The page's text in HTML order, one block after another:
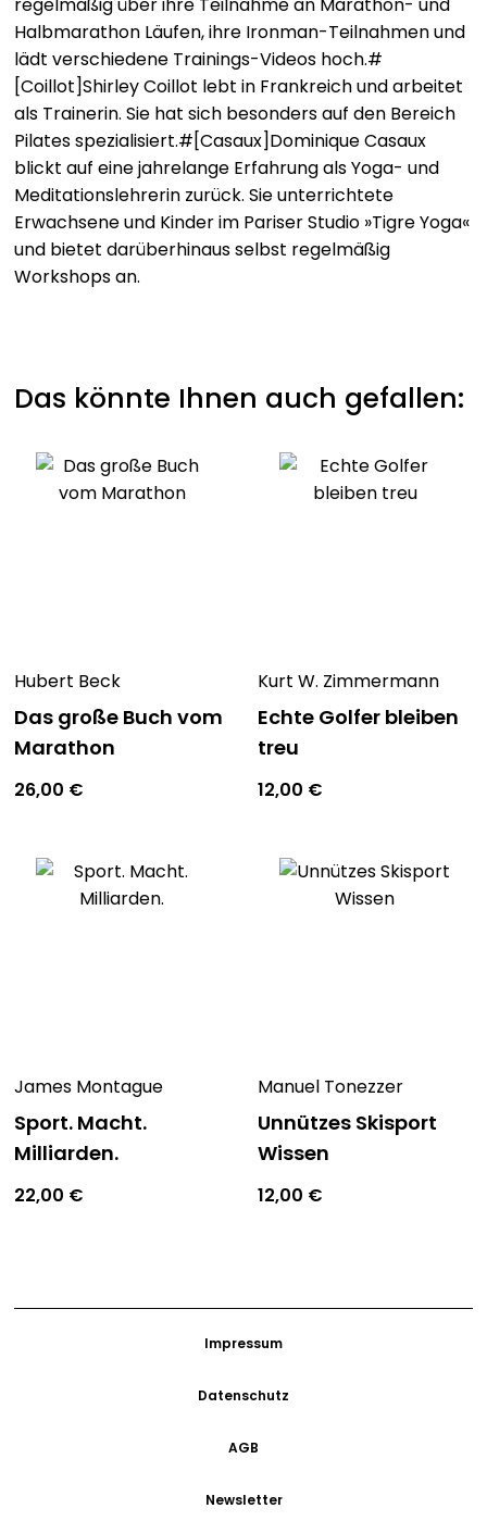
Passen Sie Ihr Training flexibel an Ihre Bedürfnisse an
und kombinieren Sie Ihren Sport zuhause nach
Belieben für ein ganzheitliches Fitnesserlebnis. So
gestalten Sie Ihr persönliches Trainingsprogramm
und bringen Körper und Geist in Einklang.
Was Sie erwartet:
Pilates ohne viel Blabla
einen flachen Bauch.
für maximale Resultate in minimaler Zeit.
Yoga ohne viel Blabla
: Yoga für Anfänger:innen
Dieses Buch-Bundle macht es Ihnen leicht, zuhause fit
zu werden – effizient, flexibel und ohne viel Aufwand!
Halbmarathon Läufen, ihre Ironman-Teilnahmen und
lädt verschiedene Trainings-Videos hoch.#
[Coillot]Shirley Coillot lebt in Frankreich und arbeitet
als Trainerin. Sie hat sich besonders auf den Bereich
Pilates spezialisiert.#[Casaux]Dominique Casaux
blickt auf eine jahrelange Erfahrung als Yoga- und
Meditationslehrerin zurück. Sie unterrichtete
Erwachsene und Kinder im Pariser Studio »Tigre Yoga«
und bietet darüberhinaus selbst regelmäßig
Workshops an.
Das könnte Ihnen auch gefallen:
Hubert Beck
Das große Buch vom
Marathon
26,00 €
Kurt W. Zimmermann
Echte Golfer bleiben
treu
12,00 €
James Montague
Sport. Macht.
Milliarden.
22,00 €
Manuel Tonezzer
Unnützes Skisport
Wissen
12,00 €
Impressum
Datenschutz
AGB
Newsletter